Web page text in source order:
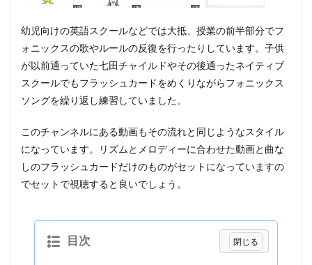
幼児向けの英語スクールなどでは大抵、授業の前半部分でフ
ォニックスの歌やルールの反復を行ったりしています。子供
が以前通っていた七田チャイルドやその後通ったネイティブ
スクールでもフラッシュカードをめくりながらフォニックス
ソングを繰り返し練習していました。
このチャンネルにある動画もその流れと同じようなスタイル
になっています。リズムとメロディーに合わせた動画と曲な
しのフラッシュカードだけのものがセットになっていますの
でセットで視聴すると良いでしょう。
目次